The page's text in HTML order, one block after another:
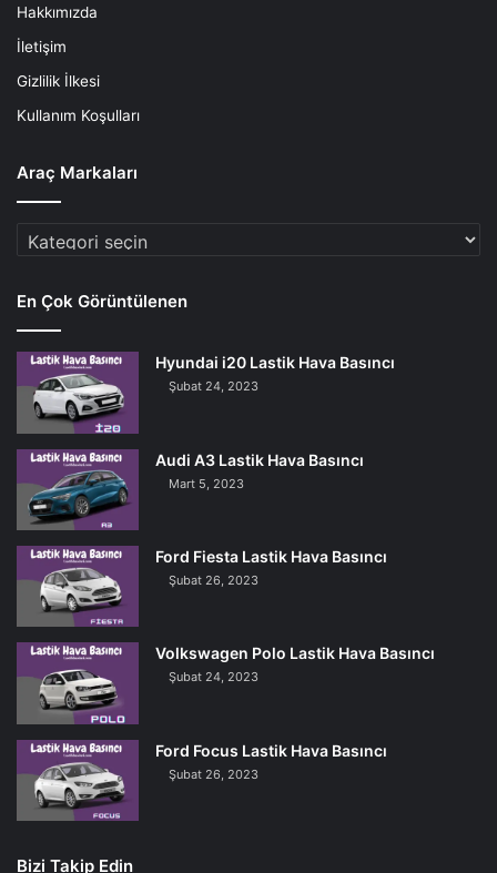
Hakkımızda
İletişim
Gizlilik İlkesi
Kullanım Koşulları
Araç Markaları
Araç
En Çok Görüntülenen
Hyundai i20 Lastik Hava Basıncı
Şubat 24, 2023
Audi A3 Lastik Hava Basıncı
Mart 5, 2023
Ford Fiesta Lastik Hava Basıncı
Şubat 26, 2023
Volkswagen Polo Lastik Hava Basıncı
Şubat 24, 2023
Ford Focus Lastik Hava Basıncı
Şubat 26, 2023
Bizi Takip Edin